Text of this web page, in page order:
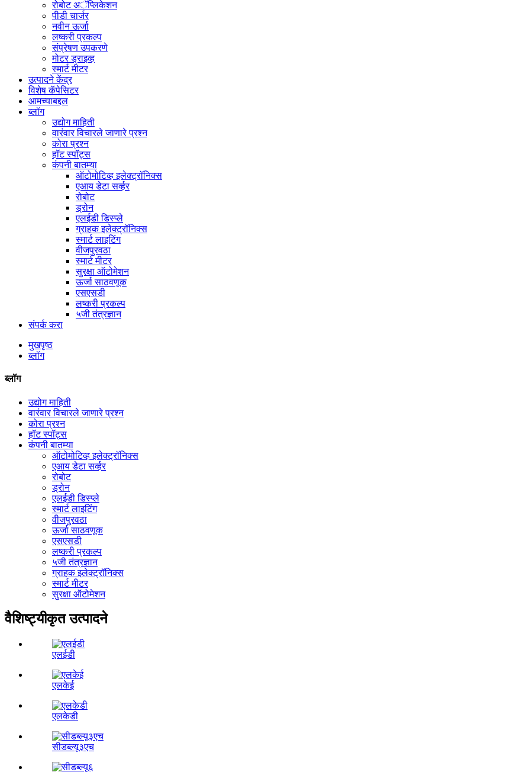
रोबोट अॅप्लिकेशन
पीडी चार्जर
नवीन ऊर्जा
लष्करी प्रकल्प
संप्रेषण उपकरणे
मोटर ड्राइव्ह
स्मार्ट मीटर
उत्पादने केंद्र
विशेष कॅपेसिटर
आमच्याबद्दल
ब्लॉग
उद्योग माहिती
वारंवार विचारले जाणारे प्रश्न
कोरा प्रश्न
हॉट स्पॉट्स
कंपनी बातम्या
ऑटोमोटिव्ह इलेक्ट्रॉनिक्स
एआय डेटा सर्व्हर
रोबोट
ड्रोन
एलईडी डिस्प्ले
ग्राहक इलेक्ट्रॉनिक्स
स्मार्ट लाइटिंग
वीजपुरवठा
स्मार्ट मीटर
सुरक्षा ऑटोमेशन
ऊर्जा साठवणूक
एसएसडी
लष्करी प्रकल्प
५जी तंत्रज्ञान
संपर्क करा
मुखपृष्ठ
ब्लॉग
ब्लॉग
उद्योग माहिती
वारंवार विचारले जाणारे प्रश्न
कोरा प्रश्न
हॉट स्पॉट्स
कंपनी बातम्या
ऑटोमोटिव्ह इलेक्ट्रॉनिक्स
एआय डेटा सर्व्हर
रोबोट
ड्रोन
एलईडी डिस्प्ले
स्मार्ट लाइटिंग
वीजपुरवठा
ऊर्जा साठवणूक
एसएसडी
लष्करी प्रकल्प
५जी तंत्रज्ञान
ग्राहक इलेक्ट्रॉनिक्स
स्मार्ट मीटर
सुरक्षा ऑटोमेशन
वैशिष्ट्यीकृत उत्पादने
एलईडी
एलकेई
एलकेडी
सीडब्ल्यू३एच